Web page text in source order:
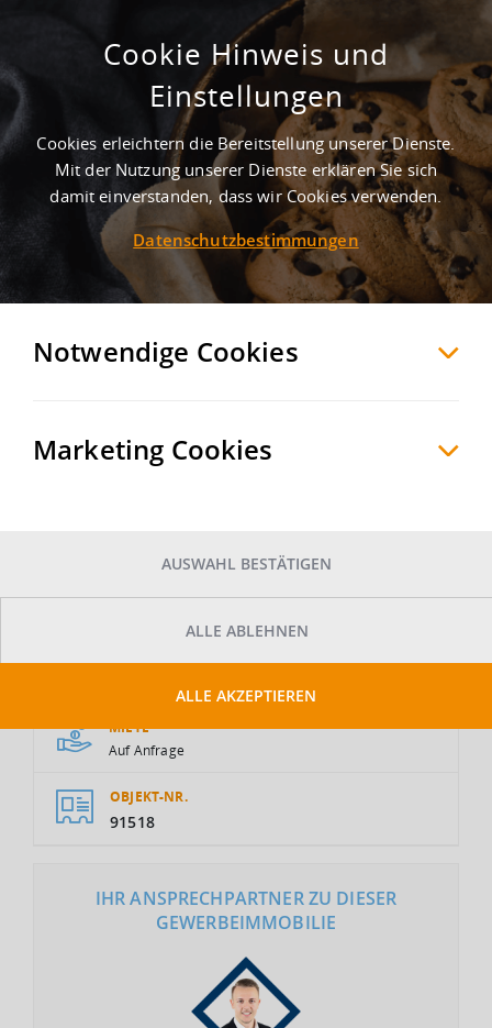
WGK. Provisionsfrei. Lager. Industrie.
Top-Gewerbeflächen entlang der A5
ForstKarlsruhe, Deutschland
MERKEN VERGLEICHEN EXPORT PDF
MIETE
Auf Anfrage
OBJEKT-NR.
91518
IHR ANSPRECHPARTNER ZU DIESER
GEWERBEIMMOBILIE
Cookie Hinweis und
Einstellungen
Cookies erleichtern die Bereitstellung unserer Dienste.
Mit der Nutzung unserer Dienste erklären Sie sich
damit einverstanden, dass wir Cookies verwenden.
Datenschutzbestimmungen
Notwendige Cookies
Marketing Cookies
AUSWAHL BESTÄTIGEN
ALLE ABLEHNEN
ALLE AKZEPTIEREN